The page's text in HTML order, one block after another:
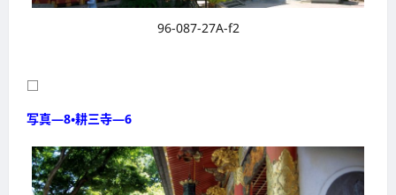
96-087-27A-f2
□
写真―8・耕三寺―6